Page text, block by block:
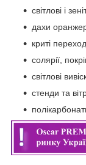
світлові і
дахи
криті
солярії,
світлові
стенди та